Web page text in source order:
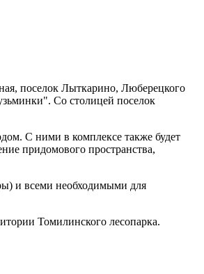
поселок Лыткарино, Люберецкого
Со столицей поселок
С ними в комплексе также будет
придомового пространства,
и всеми необходимыми для
Томилинского лесопарка.